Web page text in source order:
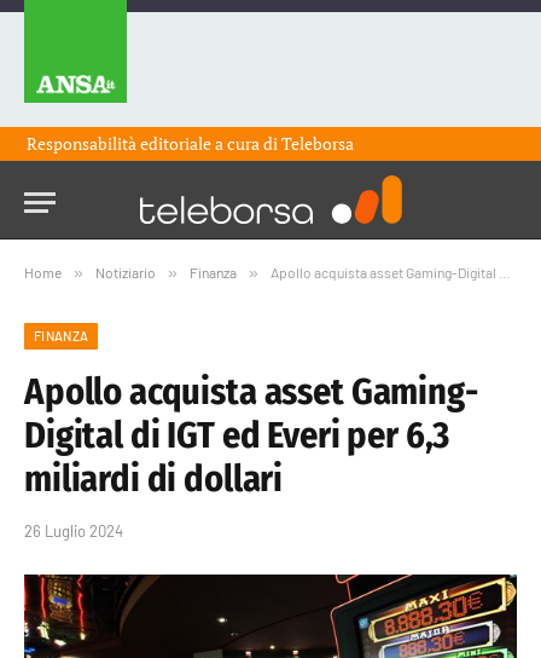
Responsabilità editoriale a cura diTeleborsa
Home » Notiziario » Finanza » Apollo acquista asset Gaming-Digital di IGT ed Everi per 6,3 miliardi di dollari
FINANZA
Apollo acquista asset Gaming-
Digital di IGT ed Everi per 6,3
miliardi di dollari
26 Luglio 2024